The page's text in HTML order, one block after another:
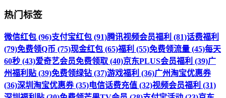
热门标签
微信红包 (96)支付宝红包 (91)腾讯视频会员福利 (81)话费福利
(79)免费领Q币 (75)现金红包 (65)福利 (55)免费领流量 (45)每天
60秒 (43)爱奇艺会员免费领取 (40)京东PLUS会员福利 (39)广
州福利贴 (39)免费领绿钻 (37)游戏福利 (36)广州淘宝优惠券
(36)深圳淘宝优惠券 (35)电信话费充值 (32)视频会员福利 (31)